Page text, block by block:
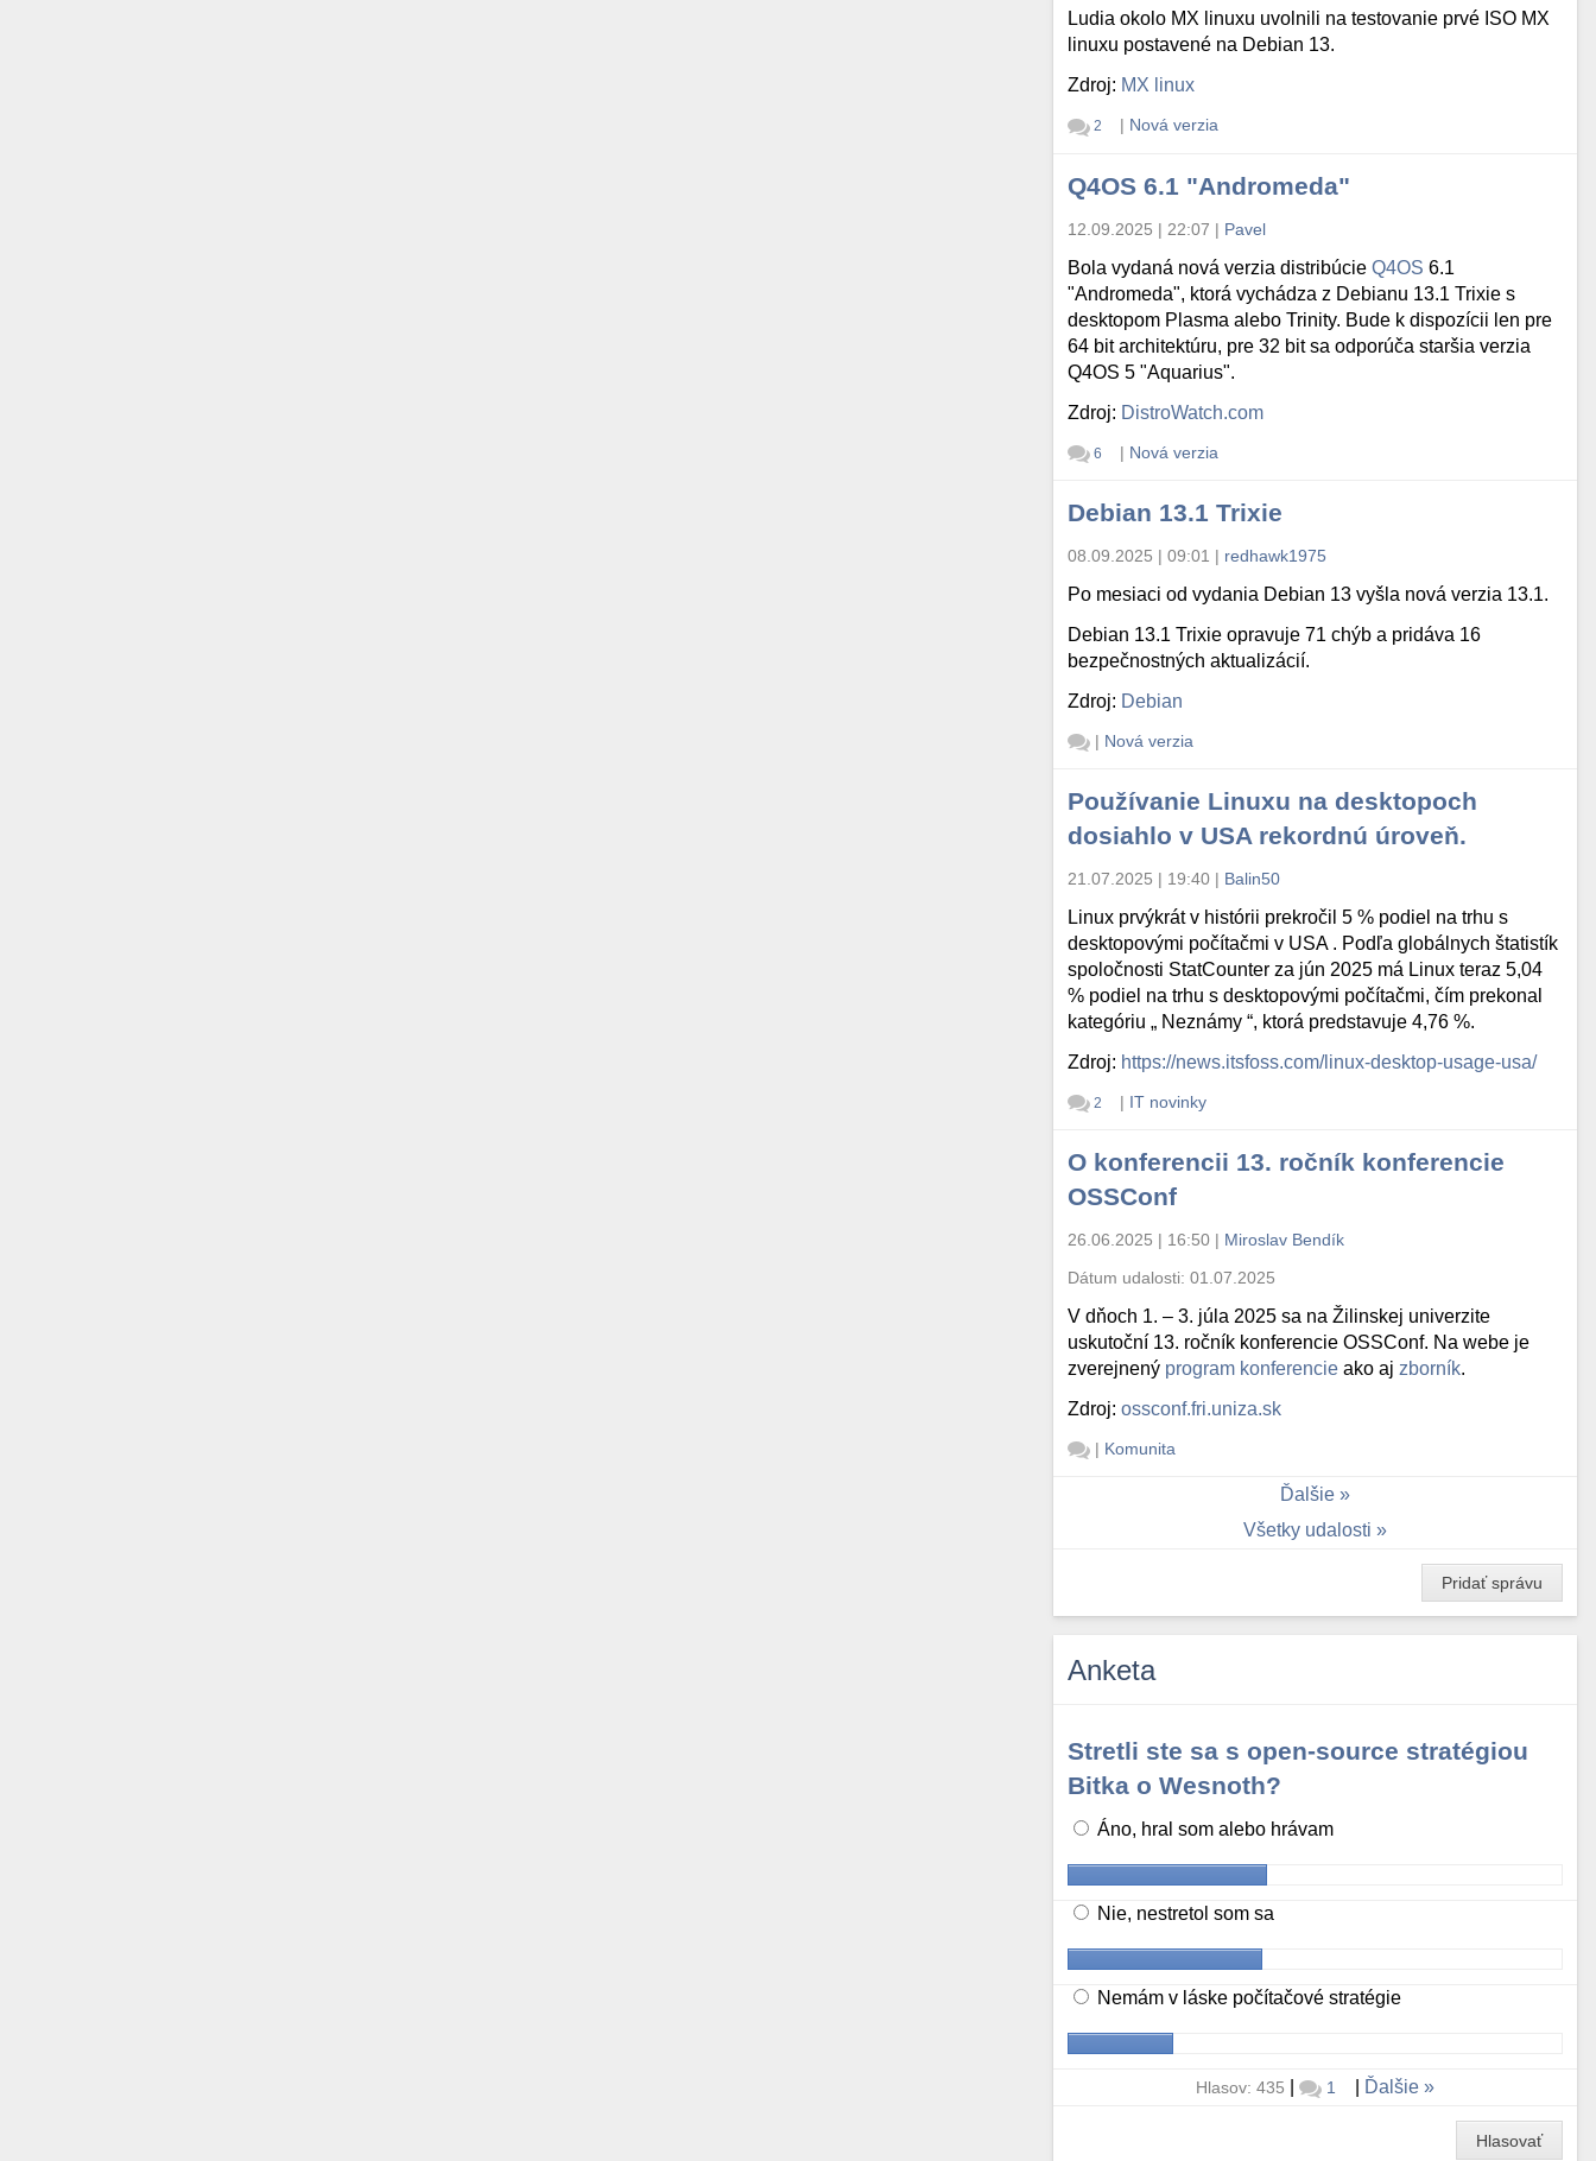
Ludia okolo MX linuxu uvolnili na testovanie prvé ISO MX
linuxu postavené na Debian 13.
Zdroj: MX linux
2 | Nová verzia
Q4OS 6.1 "Andromeda"
12.09.2025 | 22:07 | Pavel
Bola vydaná nová verzia distribúcieQ4OS 6.1
"Andromeda", ktorá vychádza z Debianu 13.1 Trixie s
desktopom Plasma alebo Trinity. Bude k dispozícii len pre
64 bit architektúru, pre 32 bit sa odporúča staršia verzia
Q4OS 5 "Aquarius".
Zdroj: DistroWatch.com
6 | Nová verzia
Debian 13.1 Trixie
08.09.2025 | 09:01 | redhawk1975
Po mesiaci od vydania Debian 13 vyšla nová verzia 13.1.
Debian 13.1 Trixie opravuje 71 chýb a pridáva 16
bezpečnostných aktualizácií.
Zdroj: Debian
| Nová verzia
Používanie Linuxu na desktopoch
dosiahlo v USA rekordnú úroveň.
21.07.2025 | 19:40 | Balin50
Linux prvýkrát v histórii prekročil 5 % podiel na trhu s
desktopovými počítačmi v USA . Podľa globálnych štatistík
spoločnosti StatCounter za jún 2025 má Linux teraz 5,04
% podiel na trhu s desktopovými počítačmi, čím prekonal
kategóriu „ Neznámy “, ktorá predstavuje 4,76 %.
Zdroj: https://news.itsfoss.com/linux-desktop-usage-usa/
2 | IT novinky
O konferencii 13. ročník konferencie
OSSConf
26.06.2025 | 16:50 | Miroslav Bendík
Dátum udalosti:01.07.2025
V dňoch 1. – 3. júla 2025 sa na Žilinskej univerzite
uskutoční 13. ročník konferencie OSSConf. Na webe je
zverejnený program konferencie ako aj zborník.
Zdroj:ossconf.fri.uniza.sk
| Komunita
Ďalšie
Všetky udalosti
Pridať správu
Anketa
Stretli ste sa s open-source stratégiou
Bitka o Wesnoth?
Áno, hral som alebo hrávam
Nie, nestretol som sa
Nemám v láske počítačové stratégie
Hlasov: 435 | 1 Ďalšie
Hlasovať